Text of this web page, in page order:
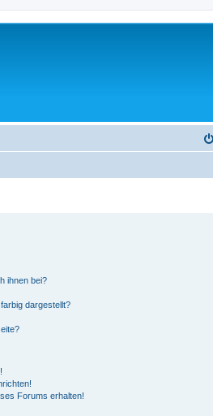
ihnen bei?
dargestellt?
Forums erhalten!